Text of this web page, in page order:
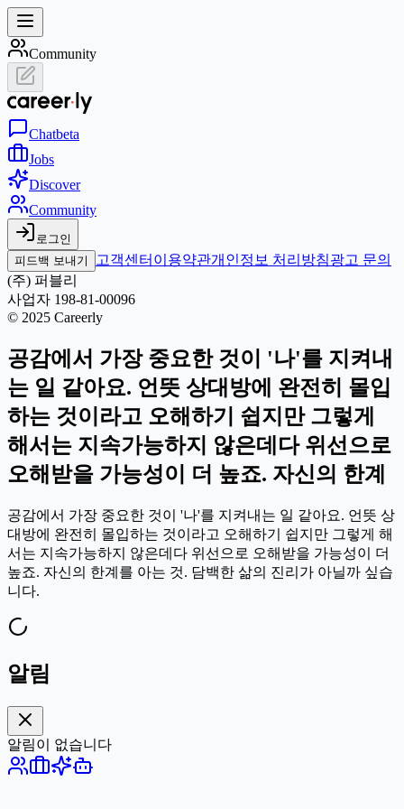
Community
Chatbeta
Jobs
Discover
Community
로그인
피드백 보내기
고객센터 이용약관개인정보 처리방침광고 문의
(주) 퍼블리
사업자 198-81-00096
© 2025 Careerly
공감에서 가장 중요한 것이 '나'를 지켜내
는 일 같아요. 언뜻 상대방에 완전히 몰입
하는 것이라고 오해하기 쉽지만 그렇게
해서는 지속가능하지 않은데다 위선으로
오해받을 가능성이 더 높죠. 자신의 한계
공감에서 가장 중요한 것이 '나'를 지켜내는 일 같아요. 언뜻 상
대방에 완전히 몰입하는 것이라고 오해하기 쉽지만 그렇게 해
서는 지속가능하지 않은데다 위선으로 오해받을 가능성이 더
높죠. 자신의 한계를 아는 것. 담백한 삶의 진리가 아닐까 싶습
니다.
알림
알림이 없습니다